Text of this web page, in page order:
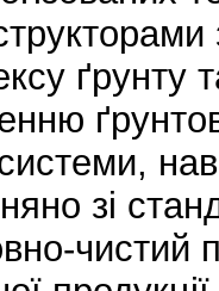
ґрунту
системи,
зі
чистий